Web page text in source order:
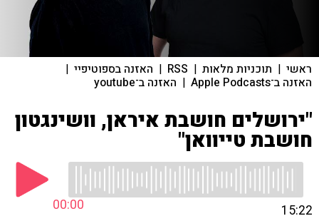
ראשי | תוכניות מלאות |
RSS
| האזנה בספוטיפיי |
האזנה ב־Apple Podcasts | האזנה ב־youtube
"ירושלים חושבת איראן, וושינגטון
חושבת טייוואן"
00:00 15:22